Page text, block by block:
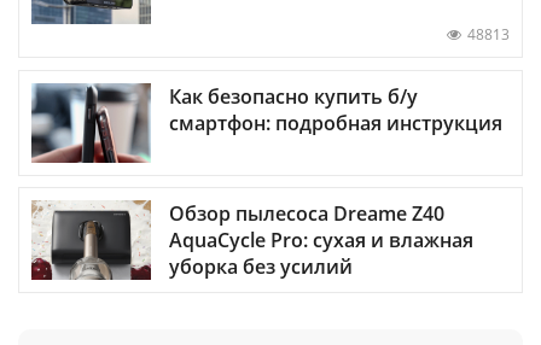
48813
Как безопасно купить б/у
смартфон: подробная инструкция
Обзор пылесоса Dreame Z40
AquaCycle Pro: сухая и влажная
уборка без усилий